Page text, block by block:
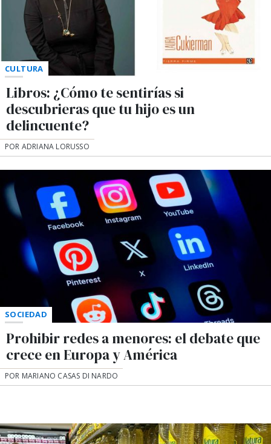
CULTURA
Libros: ¿Cómo te sentirías si
descubrieras que tu hijo es un
delincuente?
POR ADRIANA LORUSSO
SOCIEDAD
Prohibir redes a menores: el debate que
crece en Europa y América
POR MARIANO CASAS DI NARDO